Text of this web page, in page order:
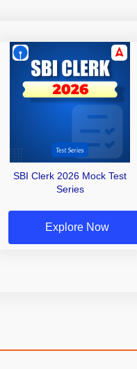
SBI Clerk 2026 Mock Test
Series
Explore Now